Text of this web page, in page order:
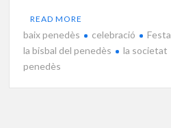
READ MORE
baix penedès celebració Festa
la bisbal del penedès
la societat
penedès